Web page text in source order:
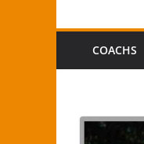
COACHS